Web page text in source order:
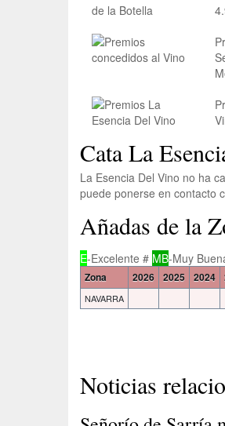
Cata La
La Esencia Del Vino no ha
puede ponerse en contacto
Añadas de la
E-Excelente # MB-Muy
Zona 2026 2025 2024
NAVARRA
Noticias